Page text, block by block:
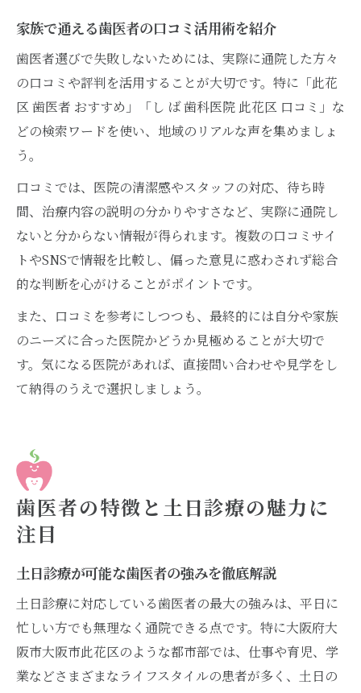
家族で通える歯医者の口コミ活用術を紹介
歯医者選びで失敗しないためには、実際に通院した方々
の口コミや評判を活用することが大切です。特に「此花
区 歯医者 おすすめ」「し ば 歯科医院 此花区 口コミ」な
どの検索ワードを使い、地域のリアルな声を集めましょ
う。
口コミでは、医院の清潔感やスタッフの対応、待ち時
間、治療内容の説明の分かりやすさなど、実際に通院し
ないと分からない情報が得られます。複数の口コミサイ
トやSNSで情報を比較し、偏った意見に惑わされず総合
的な判断を心がけることがポイントです。
また、口コミを参考にしつつも、最終的には自分や家族
のニーズに合った医院かどうか見極めることが大切で
す。気になる医院があれば、直接問い合わせや見学をし
て納得のうえで選択しましょう。
歯医者の特徴と土日診療の魅力に
注目
土日診療が可能な歯医者の強みを徹底解説
土日診療に対応している歯医者の最大の強みは、平日に
忙しい方でも無理なく通院できる点です。特に大阪府大
阪市大阪市此花区のような都市部では、仕事や育児、学
業などさまざまなライフスタイルの患者が多く、土日の